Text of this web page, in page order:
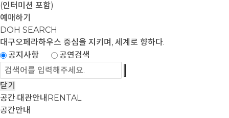
(인터미션 포함)
예매하기
DOH SEARCH
대구오페라하우스 중심을 지키며, 세계로 향하다.
공지사항
공연검색
닫기
공간·대관안내 RENTAL
공간안내